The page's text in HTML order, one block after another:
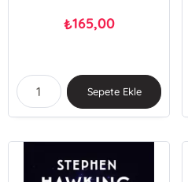
₺165,00
Sepete Ekle